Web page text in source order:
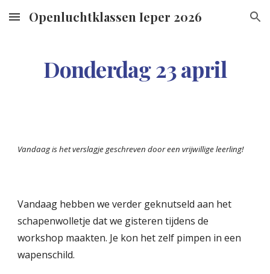
Skip to main content Skip to navigation
Openluchtklassen Ieper 2026
Donderdag 23 april
Vandaagishetverslagje geschreven door een vrijwillige leerling!
Vandaag hebben we verder geknutseld aan het
schapenwolletje dat we gisteren tijdens de
workshop maakten. Je kon het zelf pimpen in een
wapenschild.